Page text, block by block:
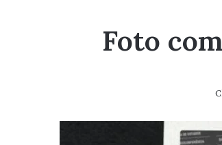
mail
Foto